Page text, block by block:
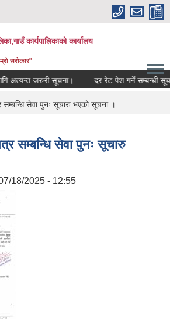
कार्यपालिकाको कार्यालय
सरोकार"
अत्यन्त जरुरी सूचना। दर रेट पेश गर्ने सम्बन्धी
सम्बन्धि सेवा पुनः सूचारु भएको सूचना ।
सम्बन्धि सेवा पुनः सूचारु
18/2025 - 12:55